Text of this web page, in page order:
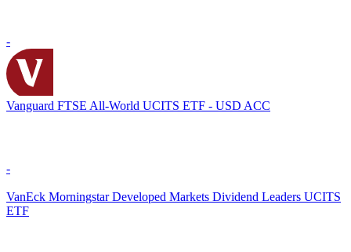
-
Vanguard FTSE All-World UCITS ETF - USD ACC
-
VanEck Morningstar Developed Markets Dividend Leaders UCITS
ETF